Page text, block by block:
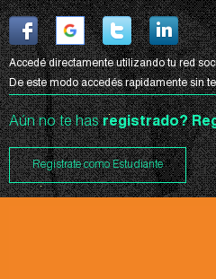
Accedé directamente utilizando tu red
De este modo accedés rapidamente sin
Aún no te hasregistrado?
Registrate como Estudiante